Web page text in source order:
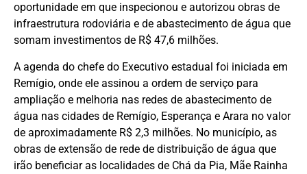
oportunidade em que inspecionou e autorizou obras de
infraestrutura rodoviária e de abastecimento de água que
somam investimentos de R$ 47,6 milhões.
A agenda do chefe do Executivo estadual foi iniciada em
Remígio, onde ele assinou a ordem de serviço para
ampliação e melhoria nas redes de abastecimento de
água nas cidades de Remígio, Esperança e Arara no valor
de aproximadamente R$ 2,3 milhões. No município, as
obras de extensão de rede de distribuição de água que
irão beneficiar as localidades de Chá da Pia, Mãe Rainha